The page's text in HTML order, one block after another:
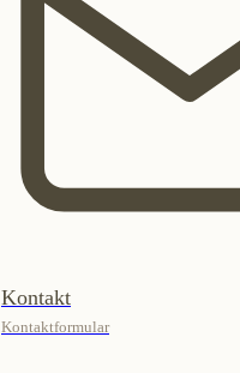
Kontakt
Kontaktformular